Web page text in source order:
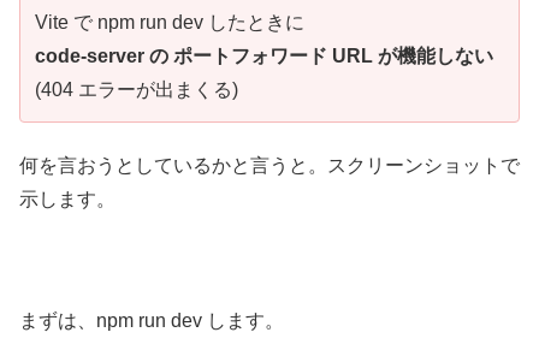
Vite で npm run dev したときに
code-server の ポートフォワード URL が機能しない
(404 エラーが出まくる)
何を言おうとしているかと言うと。スクリーンショットで
示します。
まずは、npm run dev します。